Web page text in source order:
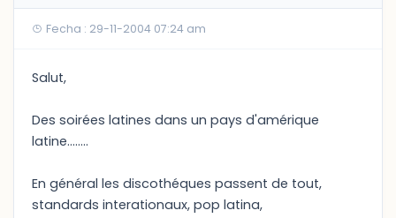
Fecha : 29-11-2004 07:24 am
Salut,
Des soirées latines dans un pays d'amérique
latine........
En général les discothéques passent de tout,
standards interationaux, pop latina,